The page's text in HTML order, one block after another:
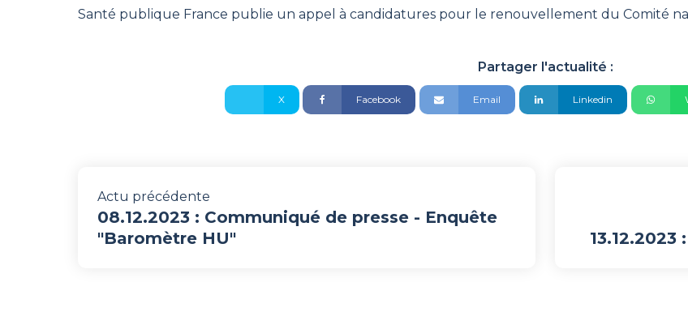
Santé publique France publie un appel à candidatures pour le renouvellement du Comité
Partager l'actualité :
X Facebook Email Linkedin
Actu précédente
08.12.2023 : Communiqué de presse - Enquête
"Baromètre HU"